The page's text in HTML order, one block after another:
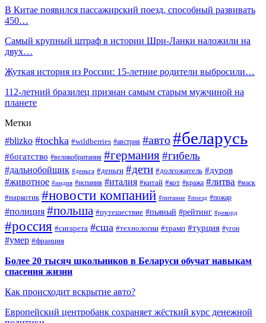
В Китае появился пассажирский поезд, способный развивать
450…
Самый крупный штраф в истории Шри-Ланки наложили на
двух…
Жуткая история из России: 15-летние родители выбросили…
112-летний бразилец признан самым старым мужчиной на
планете
Метки
#blizko #tochka #wildberries #австрия #авто#беларусь
#богатство #великобритания #германия#гибель
#дальнобойщик #деньга #деньги #дети #долгожитель #дуров
#животное #индия #испания #италия #китай #кот #кража #литва #маск
#наркотик #новости компаний #питание #поезд #пожар
#полиция #польша #путешествие #пьяный #рейтинг #рекорд
#россия #сигарета #сша #технологии #трамп #турция #угон
#умер #франция
Более 20 тысяч школьников в Беларуси обучат навыкам
спасения жизни
Как происходит вскрытие авто?
Европейский центробанк сохраняет жёсткий курс денежной